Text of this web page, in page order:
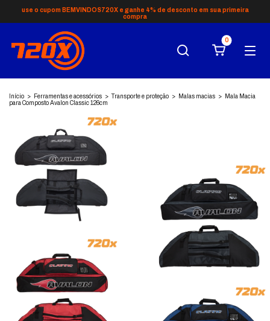
use o cupom BEMVINDOS720X e ganhe 4% de desconto em sua primeira
compra
0
Início > Ferramentas e acessórios > Transporte e proteção > Malas macias >
Mala Macia
para Composto Avalon Classic 126cm